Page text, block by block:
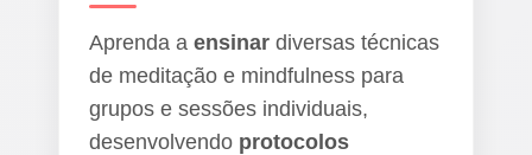
Aprenda a ensinar diversas técnicas
de meditação e mindfulness para
grupos e sessões individuais,
desenvolvendo protocolos